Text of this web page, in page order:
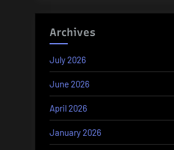
Archives
July 2026
June 2026
April 2026
January 2026